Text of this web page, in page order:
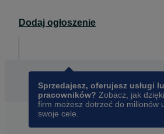
Dodaj ogłoszenie
Sprzedajesz, oferujesz usługi
pracowników? Zobacz, jak
firm możesz dotrzeć do
swoje cele.